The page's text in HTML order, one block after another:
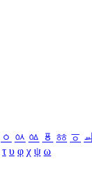
ㆁ ㆂ ㆃ ㆄ ㆅ ㆆ
τ υ φ χ ψ ω